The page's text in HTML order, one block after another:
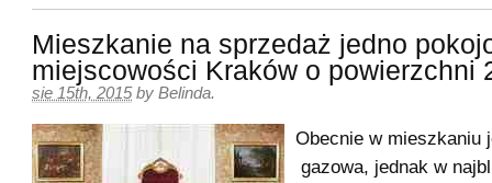
Mieszkanie na sprzedaż jedno
miejscowości Kraków o powierzchni
sie 15th, 2015 by Belinda.
Obecnie w mieszkaniu
gazowa, jednak w